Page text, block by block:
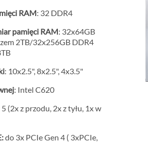
RAM: 32 DDR4
pamięci RAM: 32x64GB
2TB/32x256GB DDR4
: 10x2.5", 8x2.5", 4x3.5"
: Intel C620
5 (2x z przodu, 2x z tyłu, 1x w
do 3x PCIe Gen 4 ( 3xPCIe,